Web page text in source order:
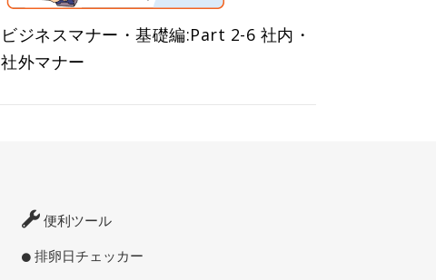
ビジネスマナー・基礎編:Part 2-6 社内・
社外マナー
便利ツール
排卵日チェッカー